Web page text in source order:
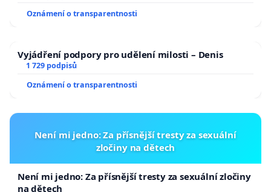
Oznámení o transparentnosti
Vyjádření podpory pro udělení milosti – Denis
1 729 podpisů
Oznámení o transparentnosti
Není mi jedno: Za přísnější tresty za sexuální
zločiny na dětech
Není mi jedno: Za přísnější tresty za sexuální zločiny
na dětech